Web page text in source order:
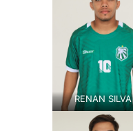
RENAN SILVA